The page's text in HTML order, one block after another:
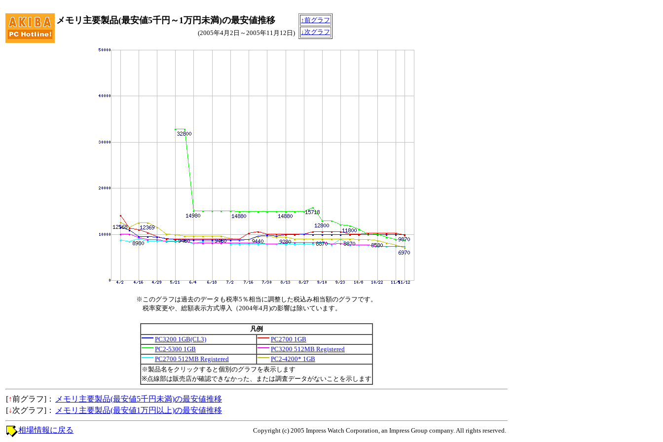
メモリ主要製品(最安値5千円～1万円未満)の最安値推移
↑前グラフ
↓次グラフ
(2005年4月2日～2005年11月12日)
※このグラフは過去のデータも税率5％相当に調整した税込み相当額のグラフです。
税率変更や、総額表示方式導入（2004年4月)の影響は除いています。
凡例
PC3200 1GB(CL3)
PC2700 1GB
PC2-5300 1GB
PC3200 512MB Registered
PC2700 512MB Registered
PC2-4200* 1GB
※製品名をクリックすると個別のグラフを表示します
※点線部は販売店が確認できなかった、または調査データがないことを示します
[↑前グラフ]：
メモリ主要製品(最安値5千円未満)の最安値推移
[↓次グラフ]： メモリ主要製品(最安値1万円以上)の最安値推移
Copyright (c) 2005 Impress Watch Corporation, an Impress Group company. All rights reserved.
相場情報に戻る